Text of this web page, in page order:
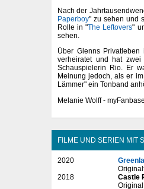
Nach der
Paperboy" zu sehen und
Rolle in "The Leftovers"
sehen.
Über Glenns
verheiratet und hat
Schauspielerin Rio. Er
Meinung jedoch, als er
Lämmer" ein Tonband
Melanie Wolff - myFanbase
FILME UND SERIEN MIT
2020
2018
Castle